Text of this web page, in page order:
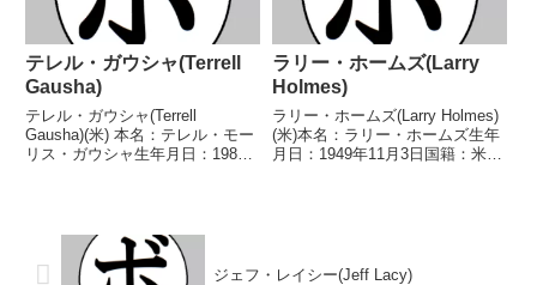
テレル・ガウシャ(Terrell
Gausha)
テレル・ガウシャ(Terrell
Gausha)(米) 本名：テレル・モー
リス・ガウシャ生年月日：1987
級優勝(アマチュア)2012年...
ラリー・ホームズ(Larry
Holmes)
ラリー・ホームズ(Larry Holmes)
(米)本名：ラリー・ホームズ生年
月日：1949年11月3日国籍：米戦
ジェフ・レイシー(Jeff Lacy)